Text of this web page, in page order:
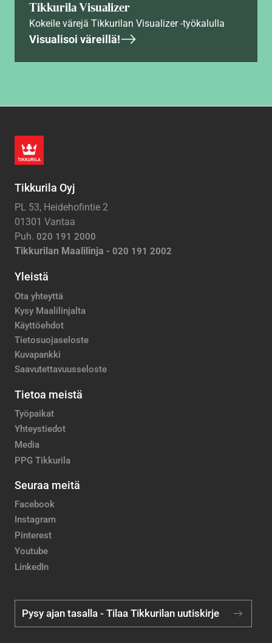
Tikkurila Visualizer
Kokeile värejä Tikkurilan Visualizer -työkalulla
Visualisoi väreillä!
Tikkurila Oyj
PL 53, Heidehofintie 2
01301 Vantaa
Puh. 020 191 2000
Tikkurilan Maalilinja - 020 191 2002
Yleistä
Ota yhteyttä
Kysy Maalilinjalta
Käyttöehdot
Tietosuojaseloste
Kuvapankki
Saavutettavuusseloste
Tietoa meistä
Työpaikat
Yhteystiedot
Media
PPG Tikkurila
Seuraa meitä
Facebook
Instagram
Pinterest
Youtube
LinkedIn
Pysy ajan tasalla - Tilaa Tikkurilan uutiskirje